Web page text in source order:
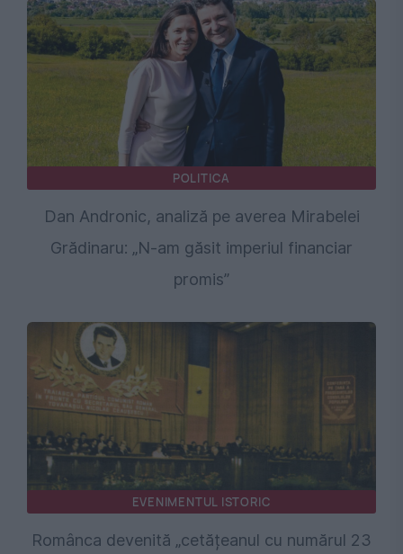
POLITICA
Dan Andronic, analiză pe averea Mirabelei
Grădinaru: „N-am găsit imperiul financiar
promis”
EVENIMENTUL ISTORIC
Românca devenită „cetățeanul cu numărul 23